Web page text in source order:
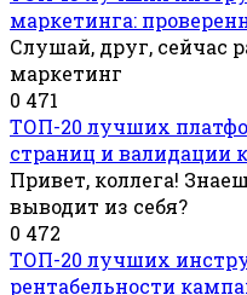
маркетинга:
Слушай, друг, сейчас
маркетинг
0 471
ТОП-20 лучших
страниц и валидации
Привет, коллега!
выводит из себя?
0 472
ТОП-20 лучших
рентабельности